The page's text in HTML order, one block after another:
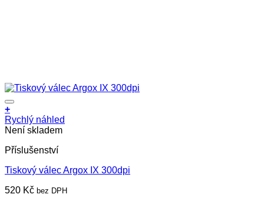
+
Rychlý náhled
Není skladem
Příslušenství
Tiskový válec Argox IX 300dpi
520 Kč bez DPH